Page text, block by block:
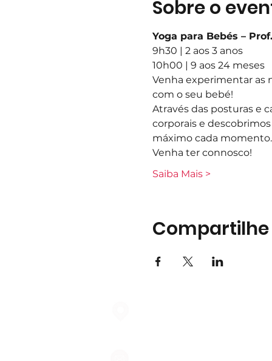
Sobre o
Yoga para Bebés –
9h30 | 2 aos 3 anos
10h00 | 9 aos 24 meses
Venha experimentar as
com o seu bebé!
Através das posturas e
corporais e
máximo cada
Venha ter connosco!
Saiba Mais >
Compartilhe